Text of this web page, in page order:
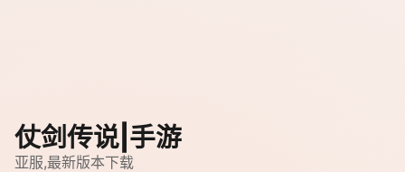
仗剑传说|手游
亚服,最新版本下载